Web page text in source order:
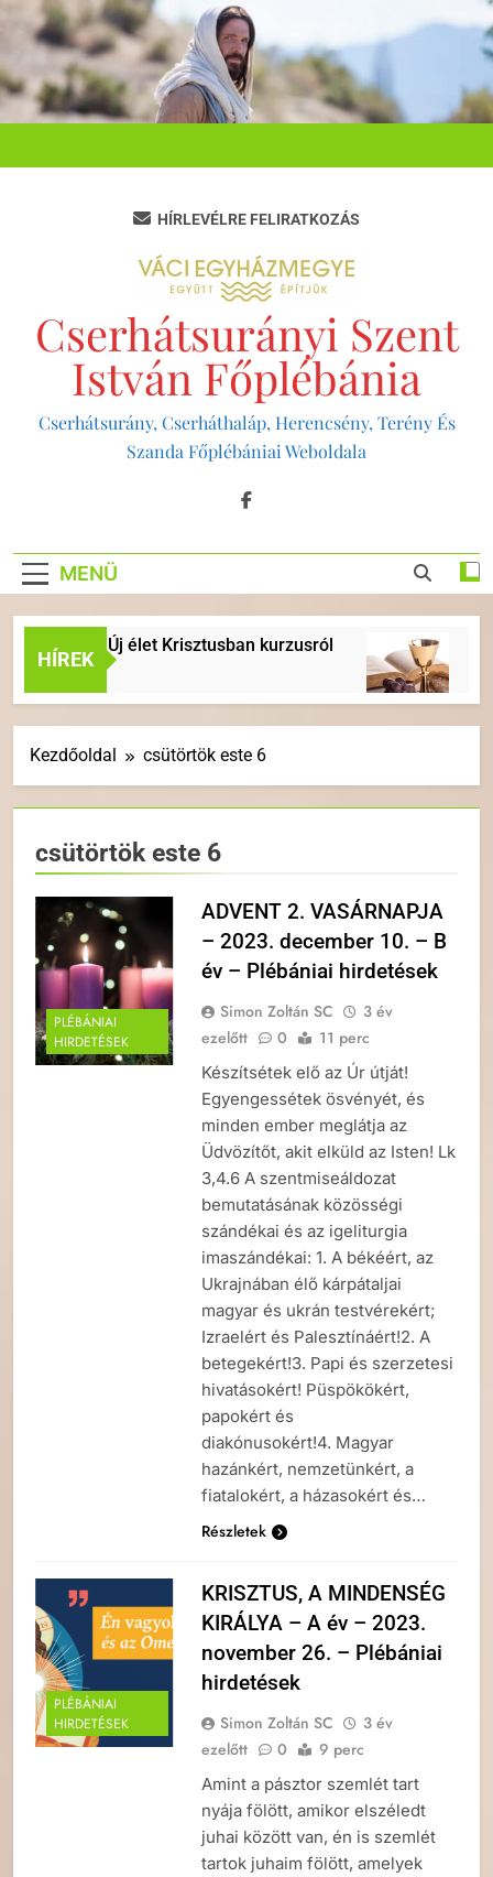
Ugrás
tartalomra
Cserhátsurányi Szent
István Főplébánia
Cserhátsurány, Cserháthaláp, Herencsény, Terény És
Szanda Főplébániai Weboldala
HÍRLEVÉLRE FELIRATKOZÁS
MENÜ
HÍREK
Új élet Krisztusban kurzusról ÉVKÖZI
1 Hét Ezelőtt
Kezdőoldal csütörtök este 6
csütörtök este 6
PLÉBÁNIAI
HIRDETÉSEK
ADVENT 2. VASÁRNAPJA
– 2023. december 10. – B
év – Plébániai hirdetések
Simon Zoltán SC
3 év
ezelőtt
0 11 perc
Készítsétek elő az Úr útját!
Egyengessétek ösvényét, és
minden ember meglátja az
Üdvözítőt, akit elküld az Isten! Lk
3,4.6 A szentmiseáldozat
bemutatásának közösségi
szándékai és az igeliturgia
imaszándékai: 1. A békéért, az
Ukrajnában élő kárpátaljai
magyar és ukrán testvérekért;
Izraelért és Palesztínáért!2. A
betegekért!3. Papi és szerzetesi
hivatásokért! Püspökökért,
papokért és
diakónusokért!4. Magyar
hazánkért, nemzetünkért, a
fiatalokért, a házasokért és…
Részletek
PLÉBÁNIAI
HIRDETÉSEK
KRISZTUS, A MINDENSÉG
KIRÁLYA – A év – 2023.
november 26. – Plébániai
hirdetések
Simon Zoltán SC
3 év
ezelőtt
0 9 perc
Amint a pásztor szemlét tart
nyája fölött, amikor elszéledt
juhai között van, én is szemlét
tartok juhaim fölött, amelyek